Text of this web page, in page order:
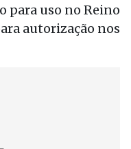
para uso no Reino
autorização nos